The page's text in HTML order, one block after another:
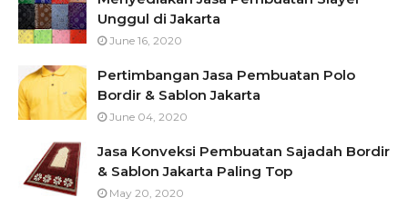
Unggul di Jakarta
June 16, 2020
Pertimbangan Jasa Pembuatan Polo
Bordir & Sablon Jakarta
June 04, 2020
Jasa Konveksi Pembuatan Sajadah Bordir
& Sablon Jakarta Paling Top
May 20, 2020